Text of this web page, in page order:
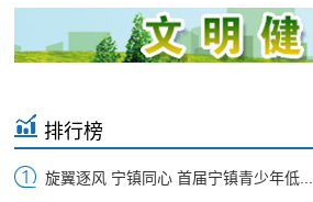
排行榜
旋翼逐风 宁镇同心 首届宁镇青少年低...